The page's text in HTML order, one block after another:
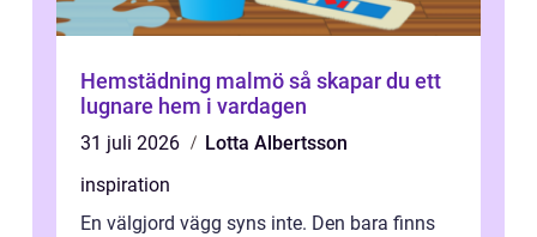
Hemstädning malmö så skapar du ett
lugnare hem i vardagen
31 juli 2026
Lotta Albertsson
inspiration
En välgjord vägg syns inte. Den bara finns